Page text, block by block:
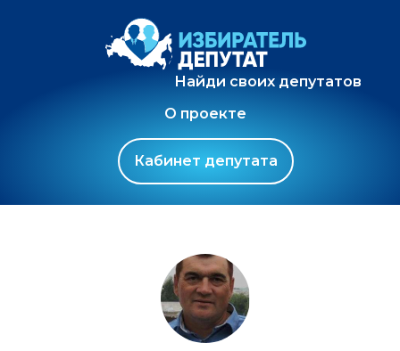
Найди своих депутатов
О проекте
Кабинет депутата